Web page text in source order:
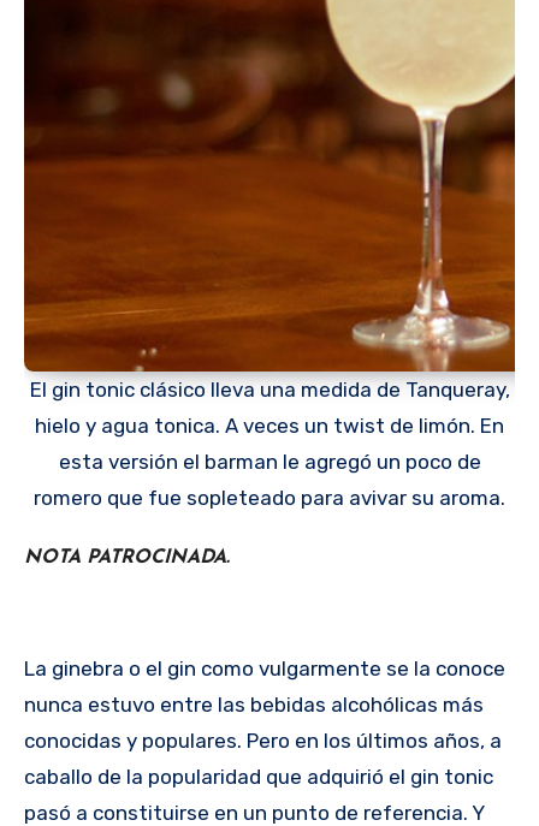
El gin tonic clásico lleva una medida de Tanqueray,
hielo y agua tonica. A veces un twist de limón. En
esta versión el barman le agregó un poco de
romero que fue sopleteado para avivar su aroma.
NOTA PATROCINADA.
La ginebra o el gin como vulgarmente se la conoce
nunca estuvo entre las bebidas alcohólicas más
conocidas y populares. Pero en los últimos años, a
caballo de la popularidad que adquirió el gin tonic
pasó a constituirse en un punto de referencia. Y